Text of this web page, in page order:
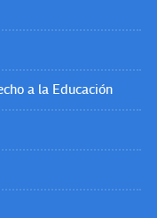
a la Educación